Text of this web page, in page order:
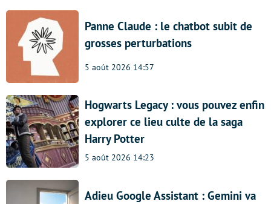
Panne Claude : le chatbot subit de
grosses perturbations
5 août 2026 14:57
Hogwarts Legacy : vous pouvez enfin
explorer ce lieu culte de la saga
Harry Potter
5 août 2026 14:23
Adieu Google Assistant : Gemini va